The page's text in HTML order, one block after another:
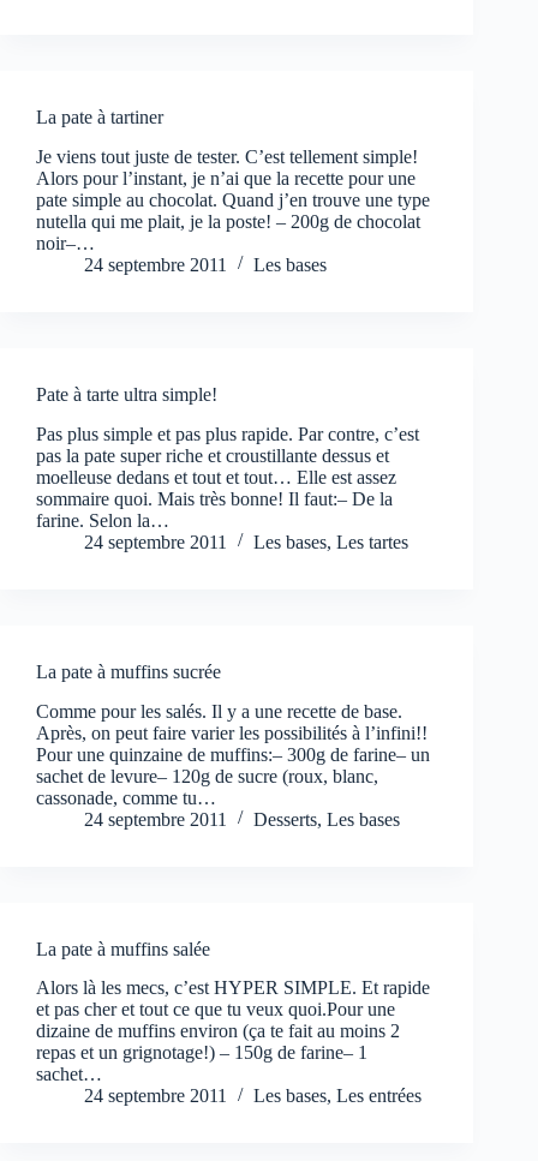
La pate à tartiner
Je viens tout juste de tester. C’est tellement simple!
Alors pour l’instant, je n’ai que la recette pour une
pate simple au chocolat. Quand j’en trouve une type
nutella qui me plait, je la poste! – 200g de chocolat
noir–…
24 septembre 2011
Les bases
Pate à tarte ultra simple!
Pas plus simple et pas plus rapide. Par contre, c’est
pas la pate super riche et croustillante dessus et
moelleuse dedans et tout et tout… Elle est assez
sommaire quoi. Mais très bonne! Il faut:– De la
farine. Selon la…
24 septembre 2011
Les bases, Les tartes
La pate à muffins sucrée
Comme pour les salés. Il y a une recette de base.
Après, on peut faire varier les possibilités à l’infini!!
Pour une quinzaine de muffins:– 300g de farine– un
sachet de levure– 120g de sucre (roux, blanc,
cassonade, comme tu…
24 septembre 2011
Desserts, Les bases
La pate à muffins salée
Alors là les mecs, c’est HYPER SIMPLE. Et rapide
et pas cher et tout ce que tu veux quoi.Pour une
dizaine de muffins environ (ça te fait au moins 2
repas et un grignotage!) – 150g de farine– 1
sachet…
24 septembre 2011
Les bases, Les entrées